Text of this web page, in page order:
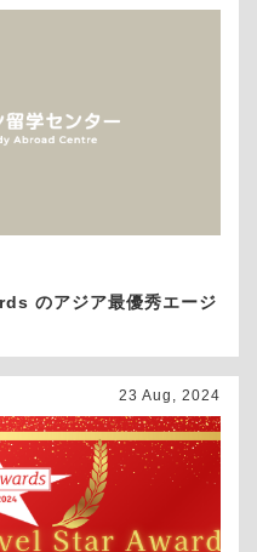
のアジア最優秀エージ
23 Aug, 2024